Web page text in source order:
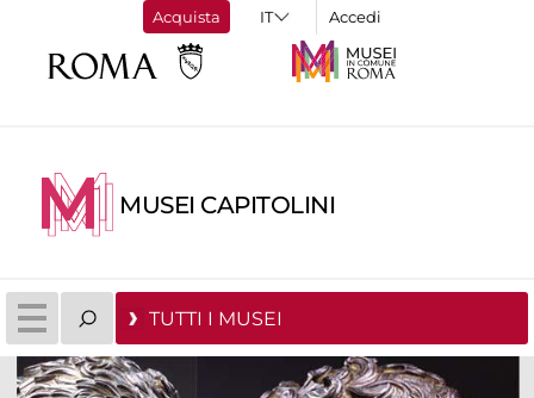
Acquista Accedi
MUSEI CAPITOLINI
TUTTI I MUSEI